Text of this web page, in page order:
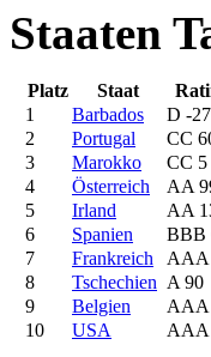
Staaten
Platz Staat
1
Barbados D -
2
Portugal CC
3
Marokko CC 5
4
Österreich AA
5
Irland AA
6
Spanien BBB
7
Frankreich AAA
8
Tschechien A 90
9
Belgien AAA
10
USA AAA